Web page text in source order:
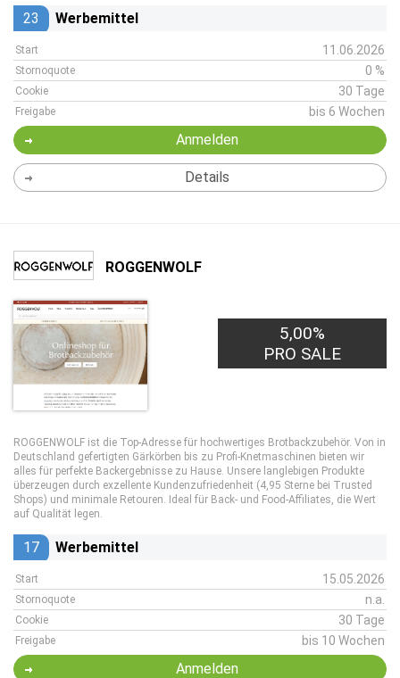
23 Werbemittel
Start 11.06.2026
Stornoquote 0 %
Cookie 30 Tage
Freigabe bis 6 Wochen
Anmelden
Details
ROGGENWOLF
5,00%
PRO SALE
ROGGENWOLF ist die Top-Adresse für hochwertiges Brotbackzubehör. Von in
Deutschland gefertigten Gärkörben bis zu Profi-Knetmaschinen bieten wir
alles für perfekte Backergebnisse zu Hause. Unsere langlebigen Produkte
überzeugen durch exzellente Kundenzufriedenheit (4,95 Sterne bei Trusted
Shops) und minimale Retouren. Ideal für Back- und Food-Affiliates, die Wert
auf Qualität legen.
17 Werbemittel
Start 15.05.2026
Stornoquote n.a.
Cookie 30 Tage
Freigabe bis 10 Wochen
Anmelden